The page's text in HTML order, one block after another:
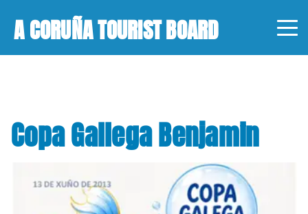
A CORUÑA TOURIST BOARD
Copa Gallega Benjamin